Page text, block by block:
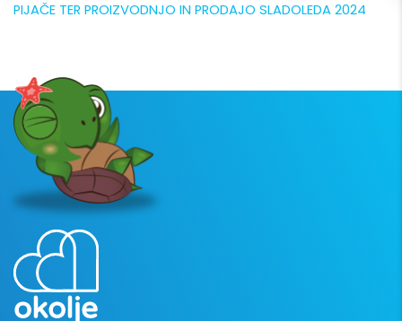
PIJAČE TER PROIZVODNJO IN PRODAJO SLADOLEDA 2024